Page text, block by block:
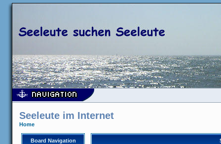
Seeleute im Internet
Home
Board Navigation